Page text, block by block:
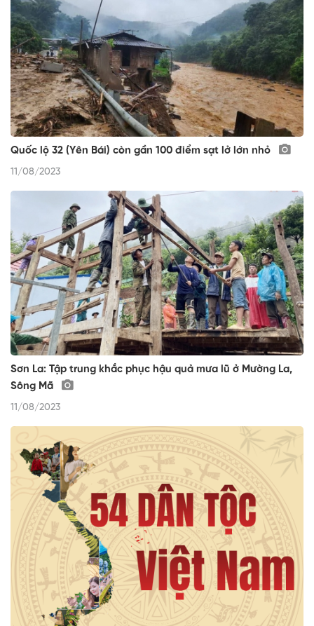
Quốc lộ 32 (Yên Bái) còn gần 100 điểm sạt lở lớn nhỏ
11/08/2023
Sơn La: Tập trung khắc phục hậu quả mưa lũ ở Mường La,
Sông Mã
11/08/2023